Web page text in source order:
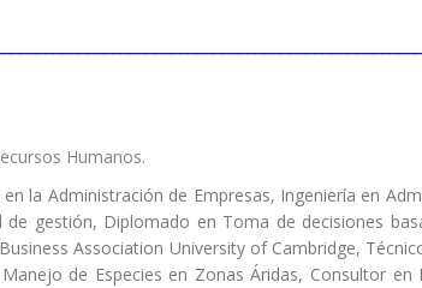
Humanos.
la Administración de Empresas, Ingeniería en
gestión, Diplomado en Toma de decisiones
Association University of Cambridge,
de Especies en Zonas Áridas, Consultor en